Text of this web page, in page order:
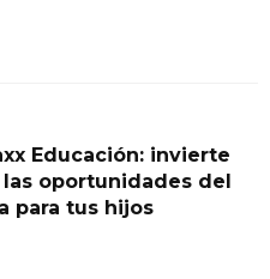
Educación: invierte
las oportunidades del
para tus hijos